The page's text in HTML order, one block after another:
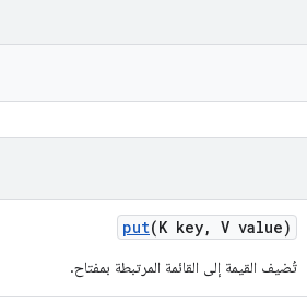
put(K key, V value)
تُضيف القيمة إلى القائمة المرتبطة بمفتاح.